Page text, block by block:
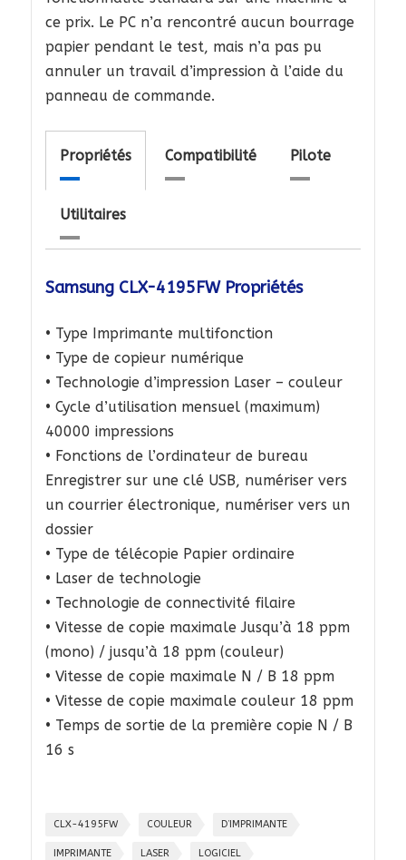
ce prix. Le PC n’a rencontré aucun bourrage
papier pendant le test, mais n’a pas pu
annuler un travail d’impression à l’aide du
panneau de commande.
Propriétés Compatibilité Pilote
Utilitaires
Samsung CLX-4195FW Propriétés
• Type Imprimante multifonction
• Type de copieur numérique
• Technologie d’impression Laser – couleur
• Cycle d’utilisation mensuel (maximum)
40000 impressions
• Fonctions de l’ordinateur de bureau
Enregistrer sur une clé USB, numériser vers
un courrier électronique, numériser vers un
dossier
• Type de télécopie Papier ordinaire
• Laser de technologie
• Technologie de connectivité filaire
• Vitesse de copie maximale Jusqu’à 18 ppm
(mono) / jusqu’à 18 ppm (couleur)
• Vitesse de copie maximale N / B 18 ppm
• Vitesse de copie maximale couleur 18 ppm
• Temps de sortie de la première copie N / B
16 s
CLX-4195FW COULEUR D’IMPRIMANTE
IMPRIMANTE LASER LOGICIEL